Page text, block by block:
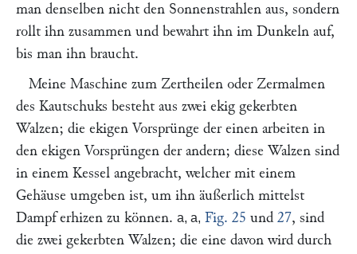
man denselben nicht den Sonnenstrahlen aus, sondern
rollt ihn zusammen und bewahrt ihn im Dunkeln auf,
bis man ihn braucht.
Meine Maschine zum Zertheilen oder Zermalmen
des Kautschuks besteht aus zwei ekig gekerbten
Walzen; die ekigen Vorsprünge der einen arbeiten in
den ekigen Vorsprüngen der andern; diese Walzen sind
in einem Kessel angebracht, welcher mit einem
Gehäuse umgeben ist, um ihn äußerlich mittelst
Dampf erhizen zu können. a, a, Fig. 25 und 27, sind
die zwei gekerbten Walzen; die eine davon wird durch